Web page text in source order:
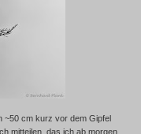
~50 cm kurz vor dem Gipfel
mitteilen, das ich ab morgen